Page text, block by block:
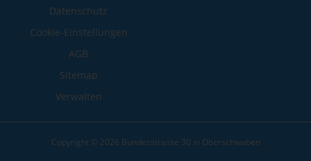
Datenschutz
Cookie-Einstellungen
AGB
Sitemap
Verwalten
Copyright © 2026 Bundesstrasse 30 in Oberschwaben